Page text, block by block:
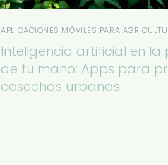
APLICACIONES MÓVILES PARA
Inteligencia artificial en la
de tu mano: Apps para
cosechas urbanas